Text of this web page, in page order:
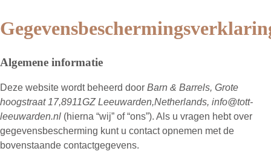
Algemene informatie
Deze website wordt beheerd door Barn & Barrels, Grote
hoogstraat 17,8911GZ Leeuwarden,Netherlands, info@tott-
leeuwarden.nl (hierna “wij” of “ons”). Als u vragen hebt over
gegevensbescherming kunt u contact opnemen met de
bovenstaande contactgegevens.